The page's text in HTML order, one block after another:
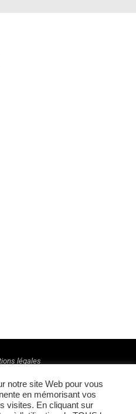
légales
confidentialité
notre site Web pour vous
en mémorisant vos
visites. En cliquant sur